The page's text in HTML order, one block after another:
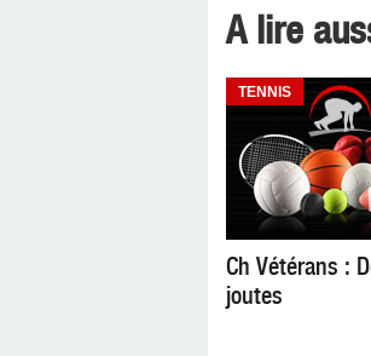
A lire
TENNIS
Ch Vétérans :
joutes